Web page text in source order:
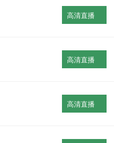
高清直播
高清直播
高清直播